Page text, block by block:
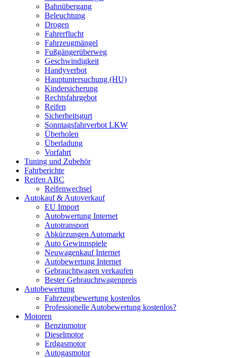
Bahnübergang
Beleuchtung
Drogen
Fahrerflucht
Fahrzeugmängel
Fußgängerüberweg
Geschwindigkeit
Handyverbot
Hauptuntersuchung (HU)
Kindersicherung
Rechtsfahrgebot
Reifen
Sicherheitsgurt
Sonntagsfahrverbot LKW
Überholen
Überladung
Vorfahrt
Tuning und Zubehör
Fahrberichte
Reifen ABC
Reifenwechsel
Autokauf & Autoverkauf
EU Import
Autobwertung Internet
Autotransport
Abkürzungen Automarkt
Auto Gewinnspiele
Neuwagenkauf Internet
Autobewertung Internet
Gebrauchtwagen verkaufen
Bester Gebrauchtwagenpreis
Autobewertung
Fahrzeugbewertung kostenlos
Professionelle Autobewertung kostenlos?
Motoren
Benzinmotor
Dieselmotor
Erdgasmotor
Autogasmotor